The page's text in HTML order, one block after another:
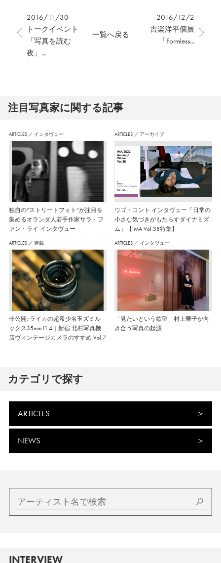
2016/11/30
トークイベント
「写真を読む
夜」...
2016/12/2
吉楽洋平個展
「Formless...
一覧へ戻る
注⽬写真家に関する記事
ARTICLES ／ インタヴュー
独自の“ストリートフォト”が注目を
集めるオランダ人若手作家サラ・フ
ァン・ライ インタヴュー
ARTICLES ／ アーカイブ
ウゴ・コント インタヴュー「日常の
小さな気づきがもたらすダイナミズ
ム」【IMA Vol.38特集】
ARTICLES ／ 連載
非公開: ライカの超希少名玉ズミル
ックス35mm f1.4｜新宿 北村写真機
店ヴィンテージカメラのすすめ Vol.7
ARTICLES ／ インタヴュー
「見たいという欲望」村上華子が向
き合う写真の起源
カテゴリで探す
ARTICLES
NEWS
INTERVIEW